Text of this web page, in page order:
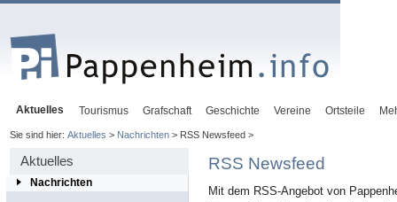
Aktuelles Tourismus Grafschaft Geschichte Vereine Ortsteile
Sie sind hier: Aktuelles > Nachrichten> RSS Newsfeed >
Aktuelles
Nachrichten
RSS Newsfeed
Mit dem RSS-Angebot von